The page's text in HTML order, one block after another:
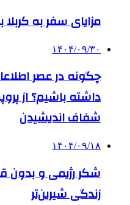
مزایای سفر به
۱۴۰۴/۰۹/۳۰
چگونه در عصر
داشته باشیم؟ از
شفاف اندیشیدن
۱۴۰۴/۰۹/۱۸
شکر رژیمی و بدون
زندگی شیرین‌تر